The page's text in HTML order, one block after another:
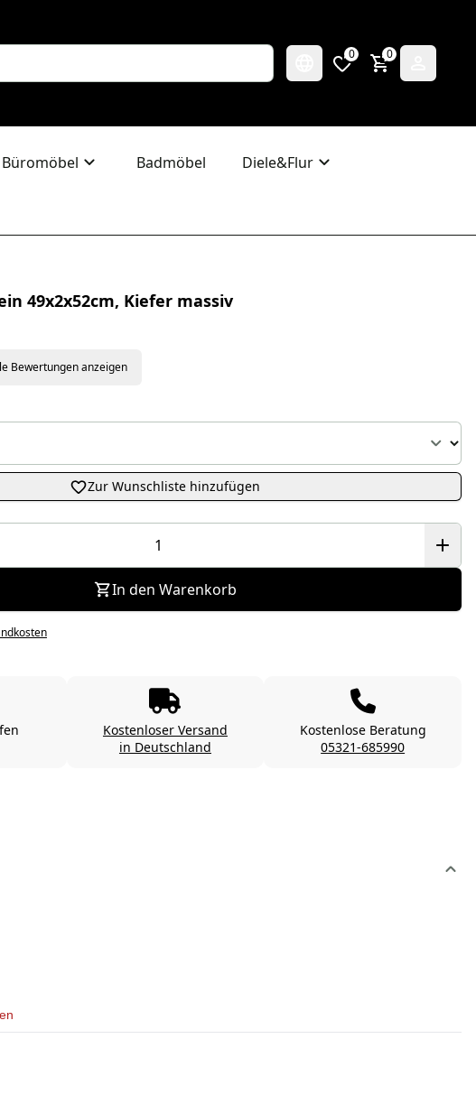
0 0
Büromöbel Badmöbel
Diele&Flur
49x2x52cm, Kiefer massiv
Bewertungen anzeigen
Zur Wunschliste hinzufügen
In den Warenkorb
Kostenloser Versand
in Deutschland
Kostenlose Beratung
05321-685990